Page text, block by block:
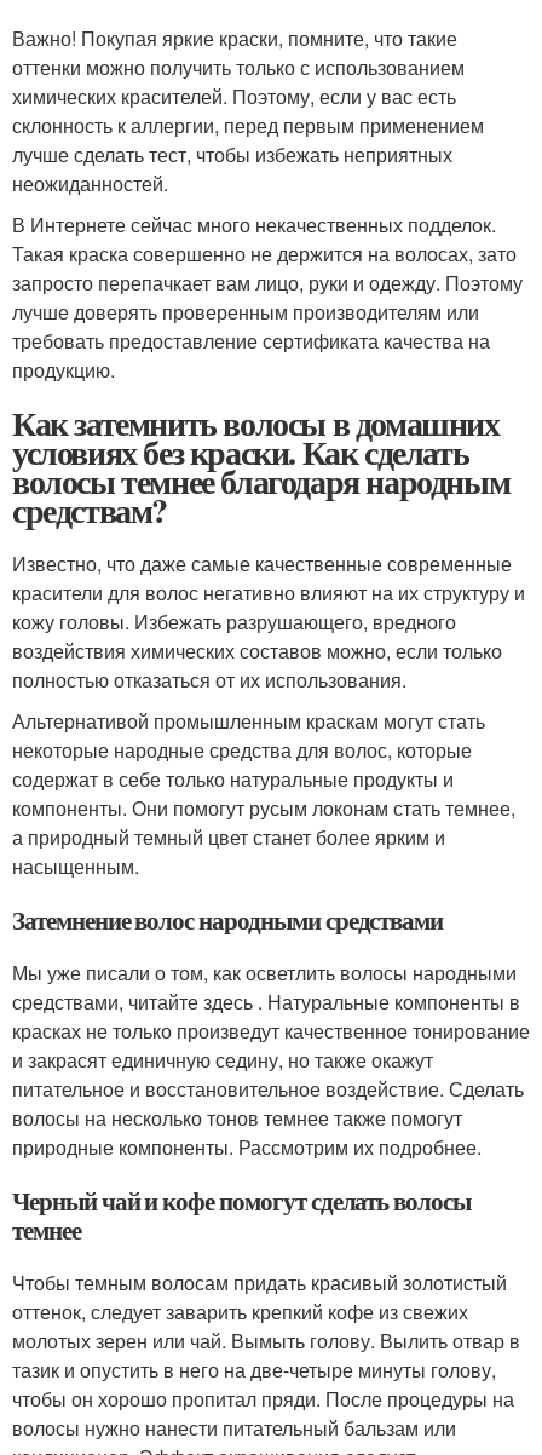
Важно! Покупая яркие краски, помните, что такие
оттенки можно получить только с использованием
химических красителей. Поэтому, если у вас есть
склонность к аллергии, перед первым применением
лучше сделать тест, чтобы избежать неприятных
неожиданностей.
В Интернете сейчас много некачественных подделок.
Такая краска совершенно не держится на волосах, зато
запросто перепачкает вам лицо, руки и одежду. Поэтому
лучше доверять проверенным производителям или
требовать предоставление сертификата качества на
продукцию.
Как затемнить волосы в домашних
условиях без краски. Как сделать
волосы темнее благодаря народным
средствам?
Известно, что даже самые качественные современные
красители для волос негативно влияют на их структуру и
кожу головы. Избежать разрушающего, вредного
воздействия химических составов можно, если только
полностью отказаться от их использования.
Альтернативой промышленным краскам могут стать
некоторые народные средства для волос, которые
содержат в себе только натуральные продукты и
компоненты. Они помогут русым локонам стать темнее,
а природный темный цвет станет более ярким и
насыщенным.
Затемнение волос народными средствами
Мы уже писали о том, как осветлить волосы народными
средствами, читайте здесь . Натуральные компоненты в
красках не только произведут качественное тонирование
и закрасят единичную седину, но также окажут
питательное и восстановительное воздействие. Сделать
волосы на несколько тонов темнее также помогут
природные компоненты. Рассмотрим их подробнее.
Черный чай и кофе помогут сделать волосы
темнее
Чтобы темным волосам придать красивый золотистый
оттенок, следует заварить крепкий кофе из свежих
молотых зерен или чай. Вымыть голову. Вылить отвар в
тазик и опустить в него на две-четыре минуты голову,
чтобы он хорошо пропитал пряди. После процедуры на
волосы нужно нанести питательный бальзам или